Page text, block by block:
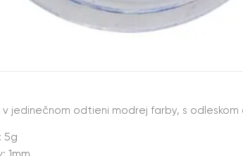
jedinečnom odtieni modrej farby, s
5g